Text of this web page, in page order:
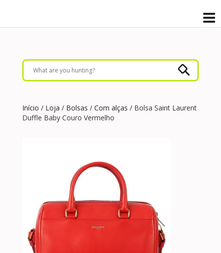
Início / Loja / Bolsas / Com alças / Bolsa Saint Laurent
Duffle Baby Couro Vermelho